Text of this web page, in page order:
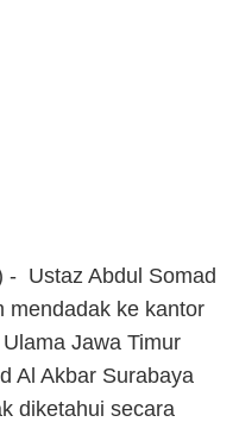
- Ustaz Abdul Somad
mendadak ke kantor
Jawa Timur
Al Akbar Surabaya
diketahui secara